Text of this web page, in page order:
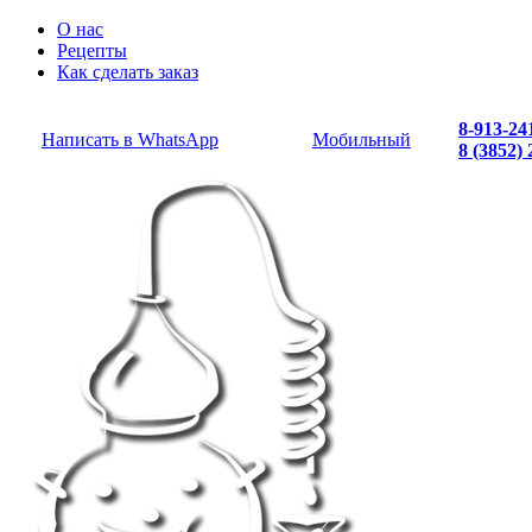
О нас
Рецепты
Как сделать заказ
Написать в WhatsApp Мобильный
8-913-
8 (3852)